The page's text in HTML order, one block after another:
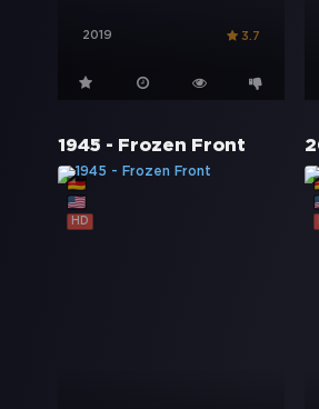
2019 3.7
1945 - Frozen Front
HD